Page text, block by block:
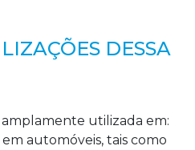
DESSA
utilizada em:
automóveis, tais como